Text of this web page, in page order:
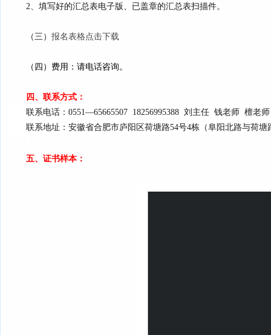
2、填写好的汇总表电子版、已盖章的汇总表扫描件。
（三）报名表格点击下载
（四）费用：请电话咨询。
四、联系方式：
联系电话：0551—65665507 18256995388 刘主任 钱老师 檀老
联系地址：安徽省合肥市庐阳区荷塘路54号4栋（阜阳北路与荷塘
五、证书样本：